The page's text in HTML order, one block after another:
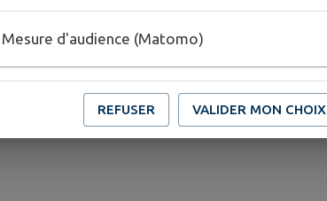
Mesure d'audience (Matomo)
REFUSER VALIDER MON CHOIX